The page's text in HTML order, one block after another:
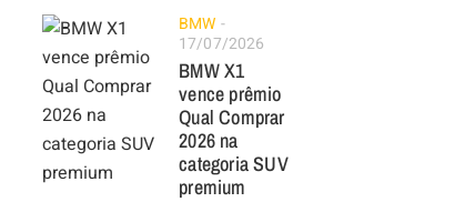
BMW
17/07/2026
BMW X1
vence prêmio
Qual Comprar
2026 na
categoria SUV
premium